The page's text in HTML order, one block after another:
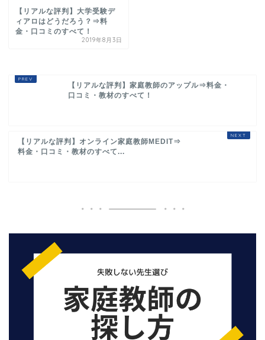
【リアルな評判】大学受験デ
ィアロはどうだろう？⇒料
金・口コミのすべて！
2019年8月3日
【リアルな評判】家庭教師のアップル⇒料金・
口コミ・教材のすべて！
【リアルな評判】オンライン家庭教師MEDIT⇒
料金・口コミ・教材のすべて...